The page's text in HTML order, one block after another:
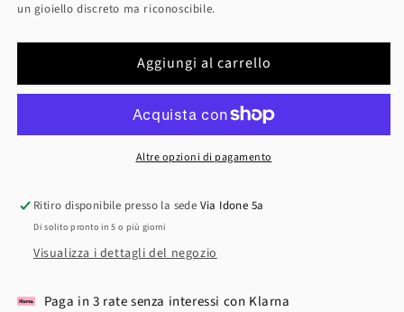
un gioiello discreto ma riconoscibile.
Aggiungi al carrello
Altre opzioni di pagamento
Ritiro disponibile presso la sede Via Idone 5a
Di solito pronto in 5 o più giorni
Visualizza i dettagli del negozio
Paga in 3 rate senza interessi con Klarna